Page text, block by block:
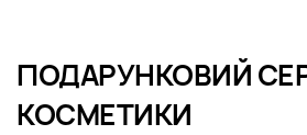
ПОДАРУНКОВИЙ
КОСМЕТИКИ